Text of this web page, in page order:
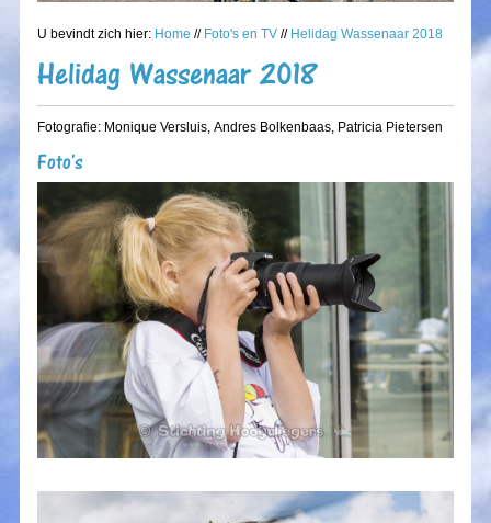
U bevindt zich hier: Home // Foto's en TV // Helidag Wassenaar 2018
Helidag Wassenaar 2018
Fotografie: Monique Versluis, Andres Bolkenbaas, Patricia Pietersen
Foto's